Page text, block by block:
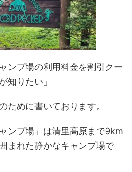
ンプ場の利用料金を割引クー
知りたい」
ために書いております。
ンプ場」は清里高原まで9km
まれた静かなキャンプ場で